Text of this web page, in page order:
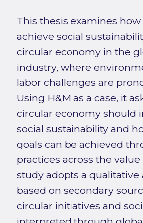
This thesis examines
achieve social
circular economy in the
industry, where
labor challenges are
Using H&M as a case, it
circular economy should
social sustainability and
goals can be achieved
practices across the value
study adopts a qualitative
based on secondary
circular initiatives and